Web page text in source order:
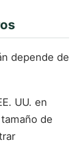
depende de
UU. en
de